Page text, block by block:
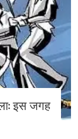
इस जगह